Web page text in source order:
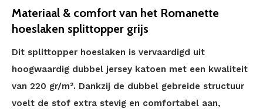
Materiaal & comfort van het Romanette
hoeslaken splittopper grijs
Dit splittopper hoeslaken is vervaardigd uit
hoogwaardig dubbel jersey katoen met een kwaliteit
van 220 gr/m². Dankzij de dubbel gebreide structuur
voelt de stof extra stevig en comfortabel aan,